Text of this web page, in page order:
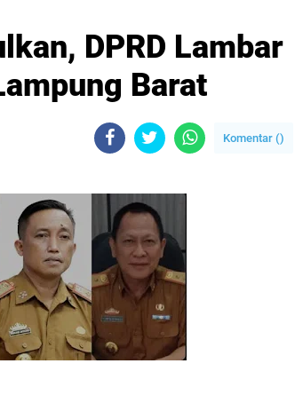
DPRD Lambar
Barat
Komentar ()